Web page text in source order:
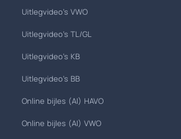
Uitlegvideo's VWO
Uitlegvideo's TL/GL
Uitlegvideo's KB
Uitlegvideo's BB
Online bijles (AI) HAVO
Online bijles (AI) VWO